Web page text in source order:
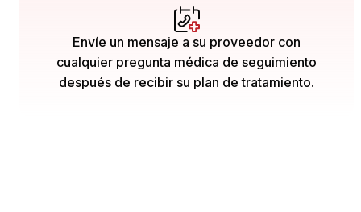
Envíe un mensaje a su proveedor con
cualquier pregunta médica de seguimiento
después de recibir su plan de tratamiento.